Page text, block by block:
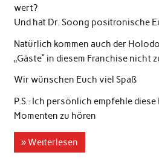
wert?
Und hat Dr. Soong positronische
Natürlich kommen auch der
„Gäste“ in diesem Franchise nicht
Wir wünschen Euch viel Spaß
P.S.: Ich persönlich empfehle
Momenten zu hören
» Weiterlesen